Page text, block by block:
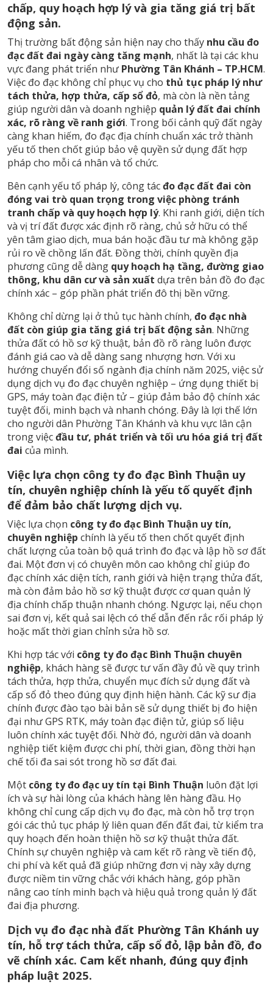
chấp, quy hoạch hợp lý và gia tăng giá trị bất
động sản.
Thị trường bất động sản hiện nay cho thấy nhu cầu đo
đạc đất đai ngày càng tăng mạnh, nhất là tại các khu
vực đang phát triển như Phường Tân Khánh – TP.HCM.
Việc đo đạc không chỉ phục vụ cho thủ tục pháp lý như
tách thửa, hợp thửa, cấp sổ đỏ, mà còn là nền tảng
giúp người dân và doanh nghiệp quản lý đất đai chính
xác, rõ ràng về ranh giới. Trong bối cảnh quỹ đất ngày
càng khan hiếm, đo đạc địa chính chuẩn xác trở thành
yếu tố then chốt giúp bảo vệ quyền sử dụng đất hợp
pháp cho mỗi cá nhân và tổ chức.
Bên cạnh yếu tố pháp lý, công tácđo đạc đất đai còn
đóng vai trò quan trọng trong việc phòng tránh
tranh chấp và quy hoạch hợp lý. Khi ranh giới, diện tích
và vị trí đất được xác định rõ ràng, chủ sở hữu có thể
yên tâm giao dịch, mua bán hoặc đầu tư mà không gặp
rủi ro về chồng lấn đất. Đồng thời, chính quyền địa
phương cũng dễ dàng quy hoạch hạ tầng, đường giao
thông, khu dân cư và sản xuất dựa trên bản đồ đo đạc
chính xác – góp phần phát triển đô thị bền vững.
Không chỉ dừng lại ở thủ tục hành chính, đo đạc nhà
đất còn giúp gia tăng giá trị bất động sản. Những
thửa đất có hồ sơ kỹ thuật, bản đồ rõ ràng luôn được
đánh giá cao và dễ dàng sang nhượng hơn. Với xu
hướng chuyển đổi số ngành địa chính năm 2025, việc sử
dụng dịch vụ đo đạc chuyên nghiệp – ứng dụng thiết bị
GPS, máy toàn đạc điện tử – giúp đảm bảo độ chính xác
tuyệt đối, minh bạch và nhanh chóng. Đây là lợi thế lớn
cho người dân Phường Tân Khánh và khu vực lân cận
trong việcđầu tư, phát triển và tối ưu hóa giá trị đất
đai của mình.
Việc lựa chọn công ty đo đạc Bình Thuận uy
tín, chuyên nghiệp chính là yếu tố quyết định
để đảm bảo chất lượng dịch vụ.
Việc lựa chọn công ty đo đạc Bình Thuận uy tín,
chuyên nghiệp chính là yếu tố then chốt quyết định
chất lượng của toàn bộ quá trình đo đạc và lập hồ sơ đất
đai. Một đơn vị có chuyên môn cao không chỉ giúp đo
đạc chính xác diện tích, ranh giới và hiện trạng thửa đất,
mà còn đảm bảo hồ sơ kỹ thuật được cơ quan quản lý
địa chính chấp thuận nhanh chóng. Ngược lại, nếu chọn
sai đơn vị, kết quả sai lệch có thể dẫn đến rắc rối pháp lý
hoặc mất thời gian chỉnh sửa hồ sơ.
Khi hợp tác với công ty đo đạc Bình Thuận chuyên
nghiệp, khách hàng sẽ được tư vấn đầy đủ về quy trình
tách thửa, hợp thửa, chuyển mục đích sử dụng đất và
cấp sổ đỏ theo đúng quy định hiện hành. Các kỹ sư địa
chính được đào tạo bài bản sẽ sử dụng thiết bị đo hiện
đại như GPS RTK, máy toàn đạc điện tử, giúp số liệu
luôn chính xác tuyệt đối. Nhờ đó, người dân và doanh
nghiệp tiết kiệm được chi phí, thời gian, đồng thời hạn
chế tối đa sai sót trong hồ sơ đất đai.
Một công ty đo đạc uy tín tại Bình Thuận luôn đặt lợi
ích và sự hài lòng của khách hàng lên hàng đầu. Họ
không chỉ cung cấp dịch vụ đo đạc, mà còn hỗ trợ trọn
gói các thủ tục pháp lý liên quan đến đất đai, từ kiểm tra
quy hoạch đến hoàn thiện hồ sơ kỹ thuật thửa đất.
Chính sự chuyên nghiệp và cam kết rõ ràng về tiến độ,
chi phí và kết quả đã giúp những đơn vị này xây dựng
được niềm tin vững chắc với khách hàng, góp phần
nâng cao tính minh bạch và hiệu quả trong quản lý đất
đai địa phương.
Dịch vụ đo đạc nhà đất Phường Tân Khánh uy
tín, hỗ trợ tách thửa, cấp sổ đỏ, lập bản đồ, đo
vẽ chính xác. Cam kết nhanh, đúng quy định
pháp luật 2025.